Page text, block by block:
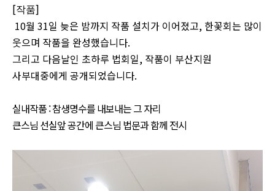
[작품]
10월 31일 늦은 밤까지 작품 설치가 이어졌고, 한꽃회는 많이
웃으며 작품을 완성했습니다.
그리고 다음날인 초하루 법회일, 작품이 부산지원
사부대중에게 공개되었습니다.
실내작품 : 참생명수를 내보내는 그 자리
큰스님 선실앞 공간에 큰스님 법문과 함께 전시